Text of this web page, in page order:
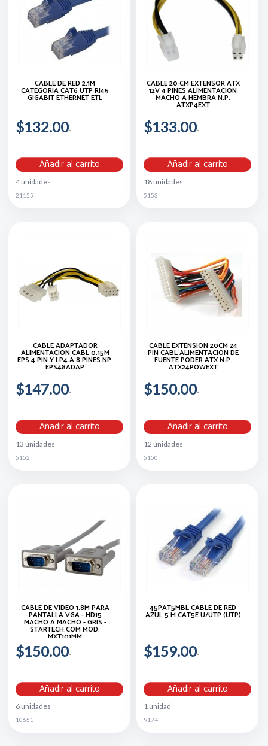
CABLE DE RED 2.1M
CATEGORIA CAT6 UTP RJ45
GIGABIT ETHERNET ETL
$132.00
Añadir al carrito
4 unidades
21155
CABLE 20 CM EXTENSOR ATX
12V 4 PINES ALIMENTACION
MACHO A HEMBRA N.P.
ATXP4EXT
$133.00
Añadir al carrito
18 unidades
5153
CABLE ADAPTADOR
ALIMENTACION CABL 0.15M
EPS 4 PIN Y LP4 A 8 PINES NP.
EPS48ADAP
$147.00
Añadir al carrito
13 unidades
5152
CABLE EXTENSION 20CM 24
PIN CABL ALIMENTACION DE
FUENTE PODER ATX N.P.
ATX24POWEXT
$150.00
Añadir al carrito
12 unidades
5150
CABLE DE VIDEO 1.8M PARA
PANTALLA VGA - HD15
MACHO A MACHO - GRIS -
STARTECH.COM MOD.
MXT101MM
$150.00
Añadir al carrito
6 unidades
10651
45PAT5MBL CABLE DE RED
AZUL 5 M CAT5E U/UTP (UTP)
$159.00
Añadir al carrito
1 unidad
9174